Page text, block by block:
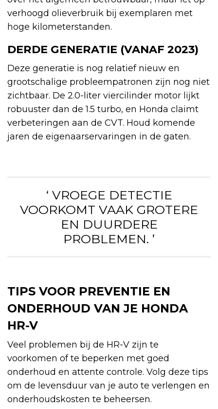
verhoogd olieverbruik bij exemplaren met
hoge kilometerstanden.
DERDE GENERATIE (VANAF 2023)
Deze generatie is nog relatief nieuw en
grootschalige probleempatronen zijn nog niet
zichtbaar. De 2.0-liter viercilinder motor lijkt
robuuster dan de 1.5 turbo, en Honda claimt
verbeteringen aan de CVT. Houd komende
jaren de eigenaarservaringen in de gaten.
‘ VROEGE DETECTIE
VOORKOMT VAAK GROTERE
EN DUURDERE
PROBLEMEN. ’
TIPS VOOR PREVENTIE EN
ONDERHOUD VAN JE HONDA
HR-V
Veel problemen bij de HR-V zijn te
voorkomen of te beperken met goed
onderhoud en attente controle. Volg deze tips
om de levensduur van je auto te verlengen en
onderhoudskosten te beheersen.